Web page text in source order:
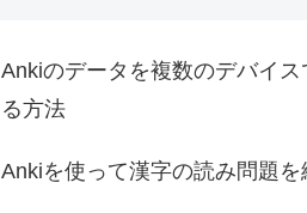
Ankiのデータを複数のデバイス
る方法
Ankiを使って漢字の読み問題を